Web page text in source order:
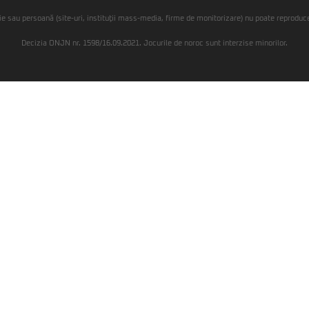
sau persoană (site-uri, instituţii mass-media, firme de monitorizare) nu poate
Decizia ONJN nr. 1598/16.09.2021. Jocurile de noroc sunt interzise minorilor.